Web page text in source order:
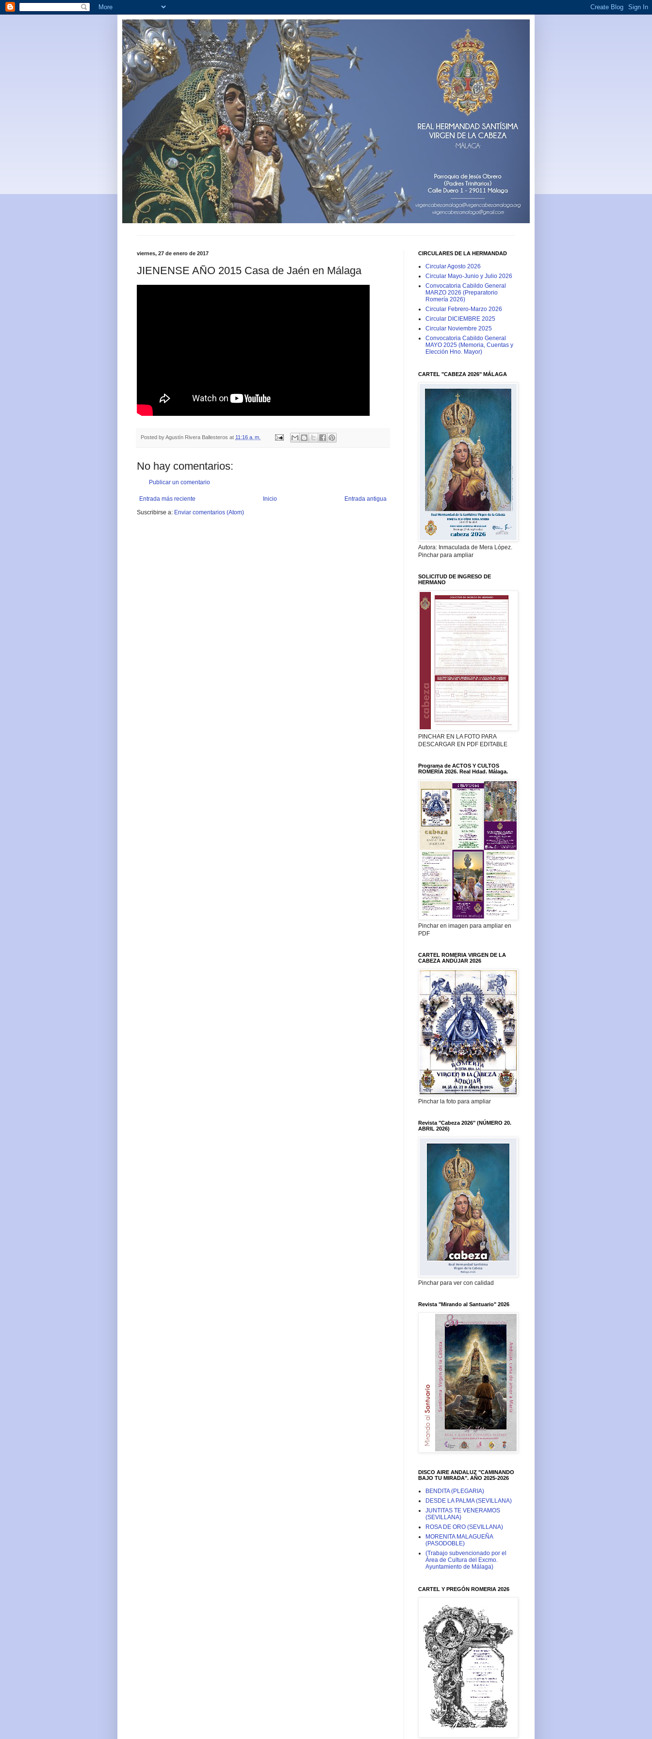
viernes, 27 de enero de 2017
JIENENSE AÑO 2015 Casa de Jaén en Málaga
Posted byAgustín Rivera Ballesteros at 11:16 a. m.
No hay comentarios:
Publicar un comentario
Entrada más reciente Entrada antigua
Inicio
Suscribirse a: Enviar comentarios (Atom)
CIRCULARES DE LA HERMANDAD
Circular Agosto 2026
Circular Mayo-Junio y Julio 2026
Convocatoria Cabildo General
MARZO 2026 (Preparatorio
Romería 2026)
Circular Febrero-Marzo 2026
Circular DICIEMBRE 2025
Circular Noviembre 2025
Convocatoria Cabildo General
MAYO 2025 (Memoria, Cuentas y
Elección Hno. Mayor)
CARTEL "CABEZA 2026" MÁLAGA
Autora: Inmaculada de Mera López.
Pinchar para ampliar
SOLICITUD DE INGRESO DE
HERMANO
PINCHAR EN LA FOTO PARA
DESCARGAR EN PDF EDITABLE
Programa de ACTOS Y CULTOS
ROMERÍA 2026. Real Hdad. Málaga.
Pinchar en imagen para ampliar en
PDF
CARTEL ROMERIA VIRGEN DE LA
CABEZA ANDÚJAR 2026
Pinchar la foto para ampliar
Revista "Cabeza 2026" (NÚMERO 20.
ABRIL 2026)
Pinchar para ver con calidad
Revista "Mirando al Santuario" 2026
DISCO AIRE ANDALUZ "CAMINANDO
BAJO TU MIRADA". AÑO 2025-2026
BENDITA (PLEGARIA)
DESDE LA PALMA (SEVILLANA)
JUNTITAS TE VENERAMOS
(SEVILLANA)
ROSA DE ORO (SEVILLANA)
MORENITA MALAGUEÑA
(PASODOBLE)
(Trabajo subvencionado por el
Área de Cultura del Excmo.
Ayuntamiento de Málaga)
CARTEL Y PREGÓN ROMERIA 2026